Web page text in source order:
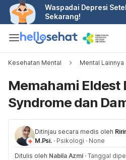
Waspadai Depresi
Sekarang!
Kesehatan Mental Mental Lainnya
Memahami Eldest
Syndrome dan
Ditinjau secara medis oleh
M.Psi. · Psikologi · None
Ditulis oleh Nabila Azmi · Tanggal